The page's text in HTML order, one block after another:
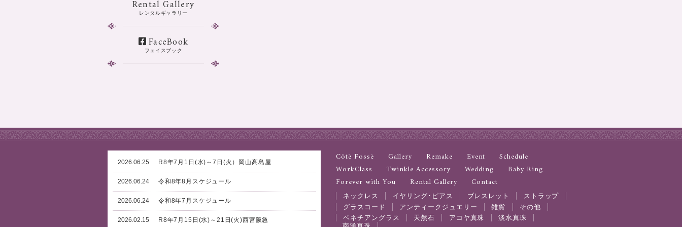
Rental Gallery
レンタルギャラリー
FaceBook
フェイスブック
2026.06.25 R8年7月1日(水)～7日(火）岡山髙島屋
2026.06.24 令和8年8月スケジュール
2026.06.24 令和8年7月スケジュール
2026.02.15 R8年7月15日(水)～21日(火)西宮阪急
Côtē Fossē Gallery Remake Event
Schedule
WorkClass
Twinkle Accessory Wedding
Baby Ring
Forever with You
Rental Gallery Contact
ネックレス イヤリング･ピアス ブレスレット
ストラップ
グラスコード
アンティークジュエリー 雑貨
その他
ベネチアングラス
天然石 アコヤ真珠
淡水真珠